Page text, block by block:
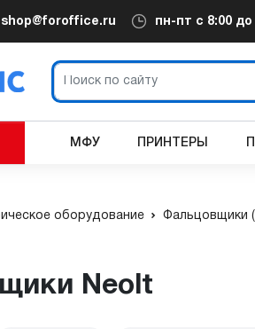
shop@foroffice.ru пн-пт с 8:00 до
МФУ ПРИНТЕРЫ
оборудование Фальцовщики
Neolt